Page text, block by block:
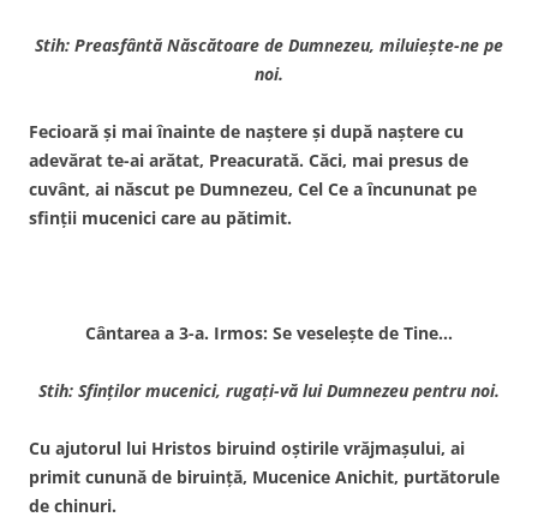
Stih: Preasfântă Născătoare de Dumnezeu, miluieşte-ne pe
noi.
Fecioară şi mai înainte de naştere şi după naştere cu
adevărat te-ai arătat, Preacurată. Căci, mai presus de
cuvânt, ai născut pe Dumnezeu, Cel Ce a încununat pe
sfinţii mucenici care au pătimit.
Cântarea a 3-a. Irmos: Se veseleşte de Tine…
Stih: Sfinţilor mucenici, rugaţi-vă lui Dumnezeu pentru noi.
Cu ajutorul lui Hristos biruind oştirile vrăjmaşului, ai
primit cunună de biruinţă, Mucenice Anichit, purtătorule
de chinuri.